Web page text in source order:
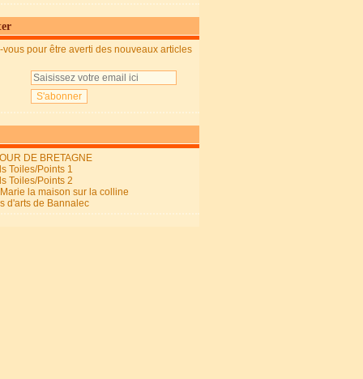
vous pour être averti des nouveaux articles
DE BRETAGNE
Toiles/Points 1
Toiles/Points 2
la maison sur la colline
d'arts de Bannalec